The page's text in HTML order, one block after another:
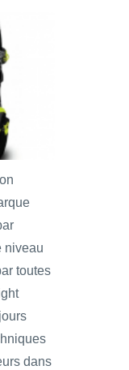
niveau
toutes
dans